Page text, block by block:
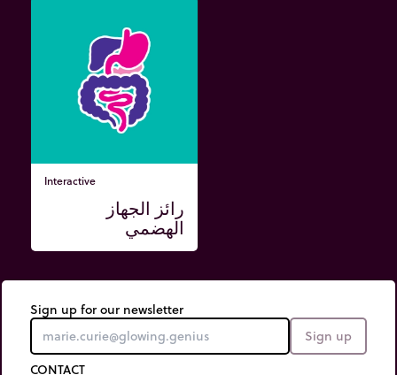
Interactive
رائز الجهاز
الهضمي
Sign up for our newsletter
Sign up
CONTACT